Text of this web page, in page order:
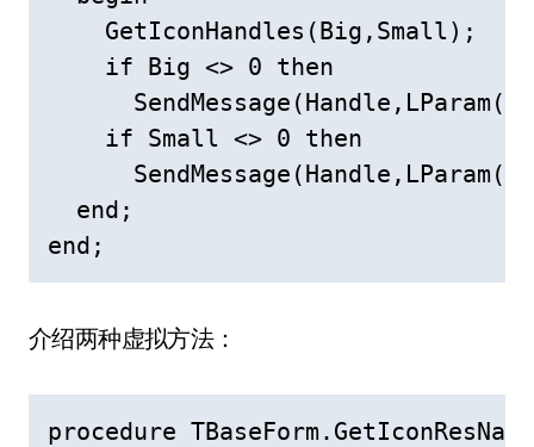
    GetIconHandles(Big,Small);
    if Big <> 0 then
    if Small <> 0 then
  end;
end;
介绍两种虚拟方法：
procedure